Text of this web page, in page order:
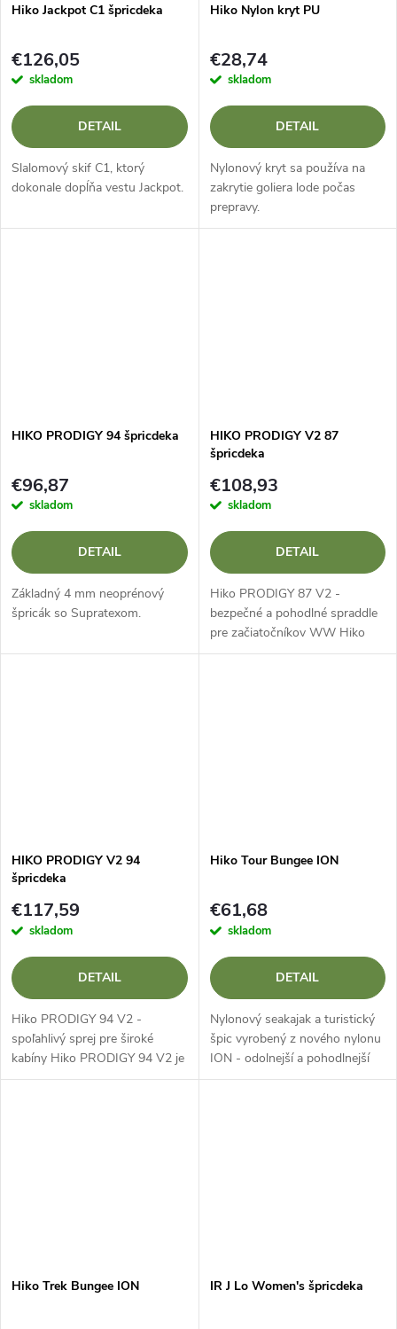
Hiko Jackpot C1 špricdeka
€126,05
skladom
DETAIL
Slalomový skif C1, ktorý
dokonale dopĺňa vestu Jackpot.
Hiko Nylon kryt PU
€28,74
skladom
DETAIL
Nylonový kryt sa používa na
zakrytie goliera lode počas
prepravy.
HIKO PRODIGY 94 špricdeka
€96,87
skladom
DETAIL
Základný 4 mm neoprénový
špricák so Supratexom.
HIKO PRODIGY V2 87
špricdeka
€108,93
skladom
DETAIL
Hiko PRODIGY 87 V2 -
bezpečné a pohodlné spraddle
pre začiatočníkov WW Hiko
PRODIGY 87 V2 je točiaci sa
HIKO PRODIGY V2 94
špricdeka
€117,59
skladom
DETAIL
Hiko PRODIGY 94 V2 -
spoľahlivý sprej pre široké
kabíny Hiko PRODIGY 94 V2 je
odolná a bezpečná ochrana
Hiko Tour Bungee ION
€61,68
skladom
DETAIL
Nylonový seakajak a turistický
špic vyrobený z nového nylonu
ION - odolnejší a pohodlnejší
ako jeho predchodca.
Hiko Trek Bungee ION IR J Lo Women's špricdeka